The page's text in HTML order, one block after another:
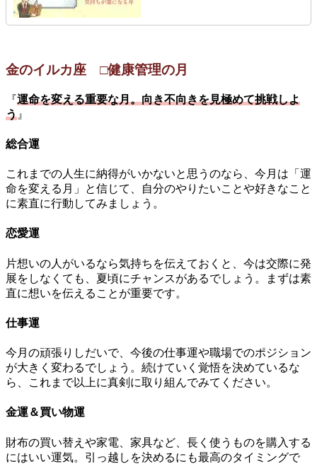
金のイルカ座 □健康管理の月
『運命を変える重要な月。向き不向きを見極めて挑戦しよ
う 』
総合運
これまでの人生に納得がいかないと思うのなら、今月は「運
命を変える月」と信じて、自分のやりたいことや好きなこと
に素直に行動してみましょう。
恋愛運
片想いの人がいるなら気持ちを伝えておくと、今は交際に発
展をしなくても、夏頃にチャンスがあるでしょう。まずは素
直に想いを伝えることが重要です。
仕事運
今月の頑張りしだいで、今後の仕事運や職場でのポジション
が大きく変わるでしょう。続けていく覚悟を決めているな
ら、これまで以上に真剣に取り組んでみてください。
金運＆買い物運
財布の買い替えや家電、家具など、長く使うものを購入する
にはいい運気。引っ越しを決めるにも最高のタイミングで